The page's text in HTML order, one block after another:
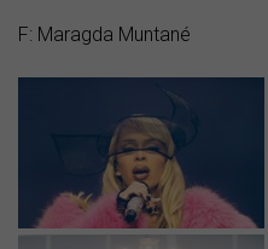
F: Maragda Muntané